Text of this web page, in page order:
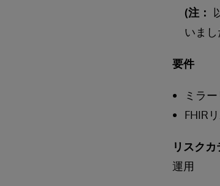
(注：
いま
要件
ミラ
FHIR
リスク
運用